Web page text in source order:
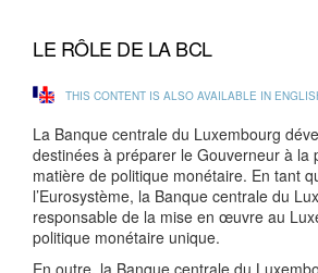
LE RÔLE DE LA BCL
THIS CONTENT IS ALSO AVAILABLE IN
La Banque centrale du Luxembourg
destinées à préparer le Gouverneur à la
matière de politique monétaire. En tant
l’Eurosystème, la Banque centrale du
responsable de la mise en œuvre au
politique monétaire unique.
En outre, la Banque centrale du